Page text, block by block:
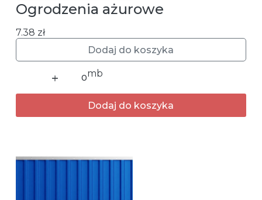
Ogrodzenia ażurowe
7.38 zł
Dodaj do koszyka
Ogrodzenia
Dodaj do koszyka